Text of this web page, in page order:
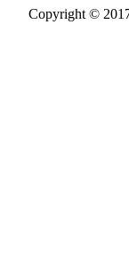
Copyright ©